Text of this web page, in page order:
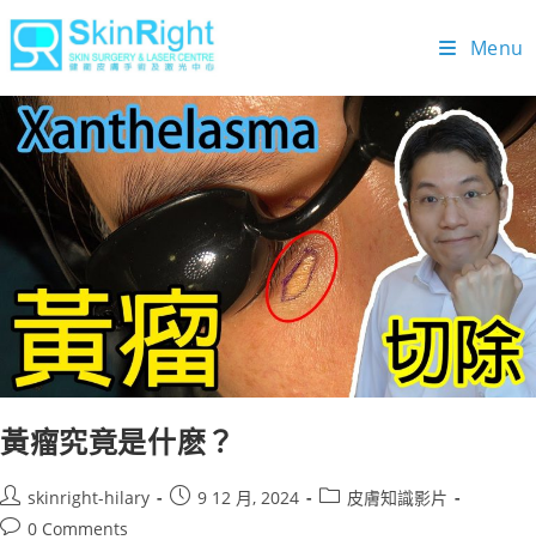
Menu
黃瘤究竟是什麽？
skinright-hilary 9 12 月, 2024
皮膚知識影片
0 Comments